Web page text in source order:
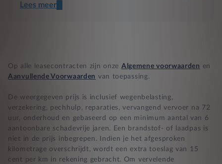
Nooit te hoge financiële lasten
Zekerheid bij klachten
Lees meer
Op alle leasecontracten zijn onze Algemene voorwaarden en
Aanvullende Voorwaarden van toepassing.
De weergegeven prijs is inclusief wegenbelasting,
verzekering, pechhulp, reparaties, vervangend vervoer na 72
uur, onderhoud en gebaseerd op een minimum aantal van 6
aantoonbare schadevrije jaren. Een brandstof- of laadpas is
niet in de prijs inbegrepen. Indien je het afgesproken
kilometrage overschrijdt, wordt een extra toeslag van 15
cent per km in rekening gebracht. Om vervelende